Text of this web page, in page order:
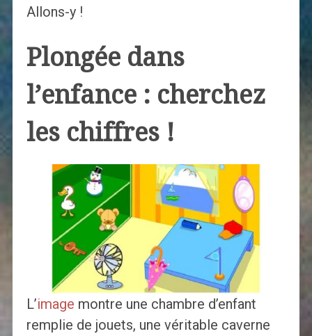
Allons-y !
Plongée dans
l’enfance : cherchez
les chiffres !
L’image montre une chambre d’enfant
remplie de jouets, une véritable caverne